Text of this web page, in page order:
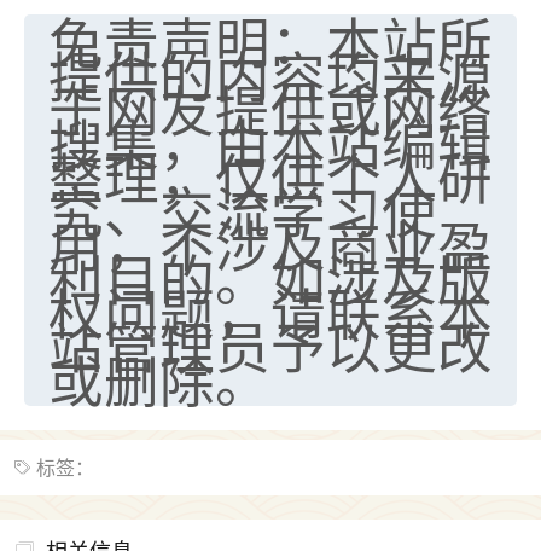
免责声明：本站所
提供的内容均来源
于网友提供或网络
搜集，由本站编辑
整理，仅供个人研
究、交流学习使
用，不涉及商业盈
利目的。如涉及版
权问题，请联系本
站管理员予以更改
或删除。
标签：